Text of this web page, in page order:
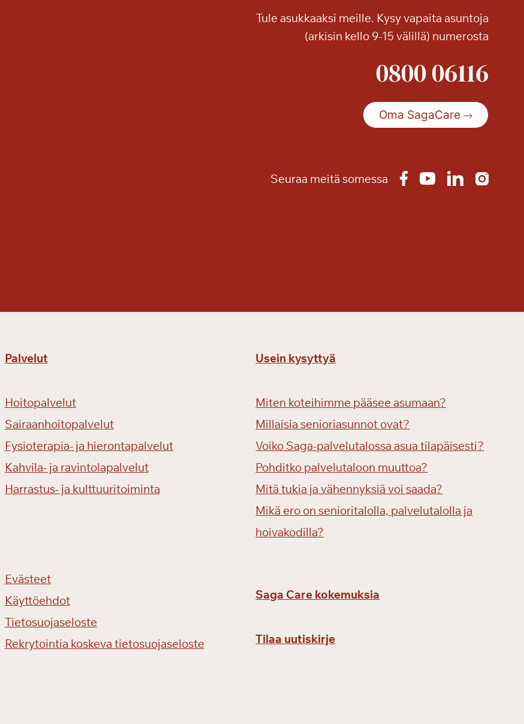
Tule asukkaaksi meille. Kysy vapaita asuntoja
(arkisin kello 9-15 välillä) numerosta
0800 06116
Oma SagaCare
Seuraa meitä somessa
Palvelut
Hoitopalvelut
Sairaanhoitopalvelut
Fysioterapia- ja hierontapalvelut
Kahvila- ja ravintolapalvelut
Harrastus- ja kulttuuritoiminta
Evästeet
Käyttöehdot
Tietosuojaseloste
Rekrytointia koskeva tietosuojaseloste
Usein kysyttyä
Miten koteihimme pääsee asumaan?
Millaisia senioriasunnot ovat?
Voiko Saga-palvelutalossa asua tilapäisesti?
Pohditko palvelutaloon muuttoa?
Mitä tukia ja vähennyksiä voi saada?
Mikä ero on senioritalolla, palvelutalolla ja
hoivakodilla?
Saga Care kokemuksia
Tilaa uutiskirje